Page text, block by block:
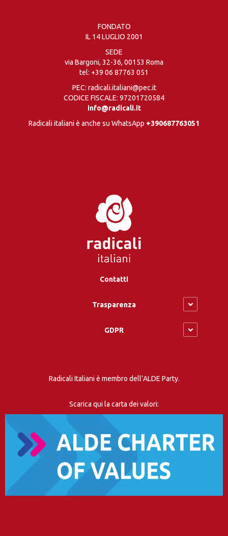
FONDATO
IL 14 LUGLIO 2001
SEDE
via Bargoni, 32-36, 00153 Roma
tel: +39 06 87763 051
PEC: radicali.italiani@pec.it
CODICE FISCALE: 97201720584
info@radicali.it
Radicali italiani è anche su WhatsApp +390687763051
Contatti
Trasparenza
GDPR
Radicali Italiani è membro dell’ALDE Party.
Scarica qui la carta dei valori: